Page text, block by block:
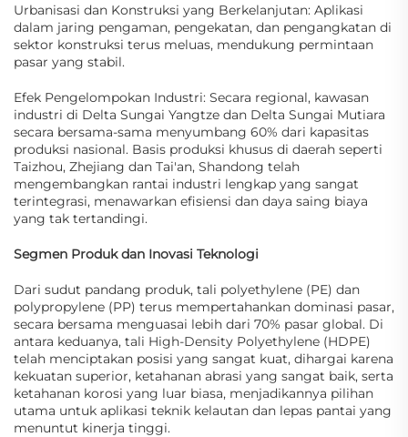
Urbanisasi dan Konstruksi yang Berkelanjutan: Aplikasi
dalam jaring pengaman, pengekatan, dan pengangkatan di
sektor konstruksi terus meluas, mendukung permintaan
pasar yang stabil.
Efek Pengelompokan Industri: Secara regional, kawasan
industri di Delta Sungai Yangtze dan Delta Sungai Mutiara
secara bersama-sama menyumbang 60% dari kapasitas
produksi nasional. Basis produksi khusus di daerah seperti
Taizhou, Zhejiang dan Tai'an, Shandong telah
mengembangkan rantai industri lengkap yang sangat
terintegrasi, menawarkan efisiensi dan daya saing biaya
yang tak tertandingi.
Segmen Produk dan Inovasi Teknologi
Dari sudut pandang produk, tali polyethylene (PE) dan
polypropylene (PP) terus mempertahankan dominasi pasar,
secara bersama menguasai lebih dari 70% pasar global. Di
antara keduanya, tali High-Density Polyethylene (HDPE)
telah menciptakan posisi yang sangat kuat, dihargai karena
kekuatan superior, ketahanan abrasi yang sangat baik, serta
ketahanan korosi yang luar biasa, menjadikannya pilihan
utama untuk aplikasi teknik kelautan dan lepas pantai yang
menuntut kinerja tinggi.